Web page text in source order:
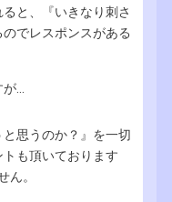
と、『いきなり刺さ
でレスポンスがある
...
と思うのか？』を一切
も頂いております
ん。